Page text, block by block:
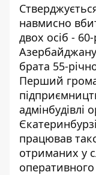
навмисно
двох осіб -
брата 55-
Перший
адмінбудівлі
працював
отриманих у